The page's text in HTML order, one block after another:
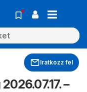
Iratkozz fel
–